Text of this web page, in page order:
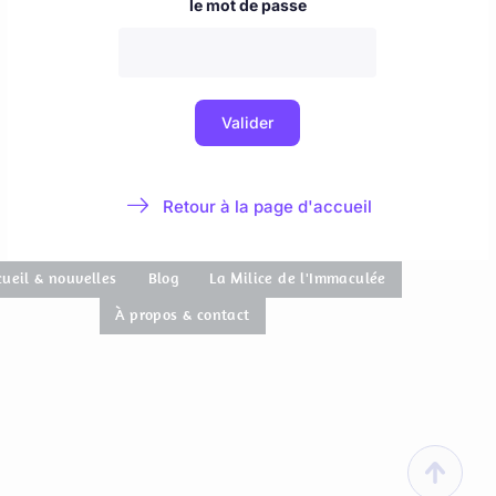
& nouvelles Blog
La Milice de l'Immaculée
À propos & contact